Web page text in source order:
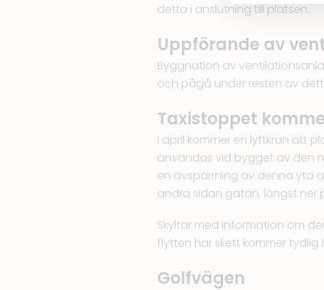
detta i anslutning till platsen.
Uppförande av
Byggnation av
och pågå under resten av
Taxistoppet
I april kommer en lyftkran att
användas vid bygget av den
en avspärrning av denna yta
andra sidan gatan, längst ner
Skyltar med information om
flytten har skett kommer
Golfvägen